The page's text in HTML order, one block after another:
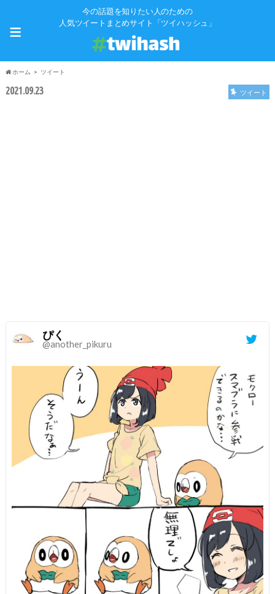
今の話題を知りたい人のための
人気ツイートまとめサイト「ツイハッシュ」
≡
ホーム ツイート
2021.09.23 ツイート
ぴく
@another_pikuru